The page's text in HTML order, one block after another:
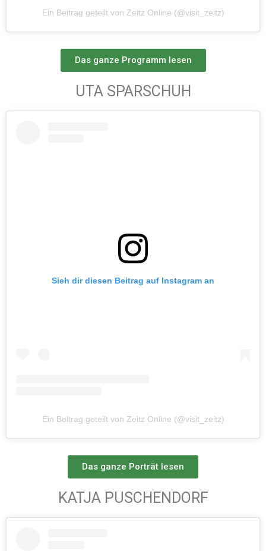
Ein Beitrag geteilt von Zeitz Online (@visit_zeitz)
Das ganze Programm lesen
UTA SPARSCHUH
Sieh dir diesen Beitrag auf Instagram an
Ein Beitrag geteilt von Zeitz Online (@visit_zeitz)
Das ganze Porträt lesen
KATJA PUSCHENDORF